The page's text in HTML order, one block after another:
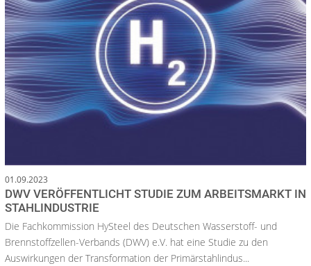
01.09.2023
DWV VERÖFFENTLICHT STUDIE ZUM ARBEITSMARKT IN
STAHLINDUSTRIE
Die Fachkommission HySteel des Deutschen Wasserstoff- und
Brennstoffzellen-Verbands (DWV) e.V. hat eine Studie zu den
Auswirkungen der Transformation der Primärstahlindus...